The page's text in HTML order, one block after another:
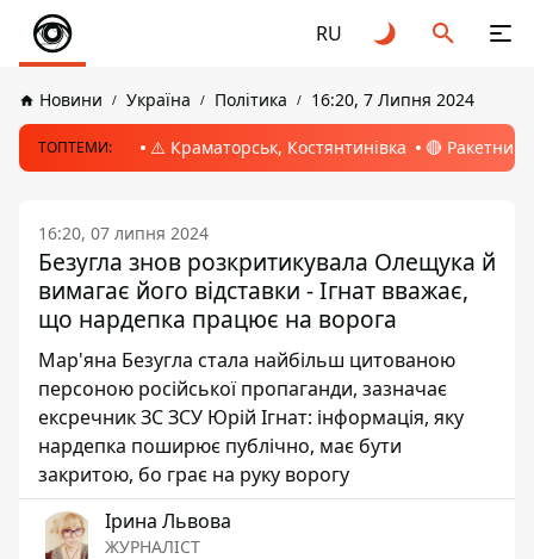
RU
Новини Україна Політика 16:20, 7 Липня 2024
ТОПТЕМИ: ⚠️ Краматорськ, Костянтинівка 🔴 Ракетний
16:20, 07 липня 2024
Безугла знов розкритикувала Олещука й
вимагає його відставки - Ігнат вважає,
що нардепка працює на ворога
Мар'яна Безугла стала найбільш цитованою
персоною російської пропаганди, зазначає
ексречник ЗС ЗСУ Юрій Ігнат: інформація, яку
нардепка поширює публічно, має бути
закритою, бо грає на руку ворогу
Ірина Львова
ЖУРНАЛІСТ